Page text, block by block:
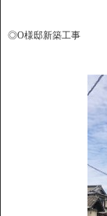
◎O様邸新築工事